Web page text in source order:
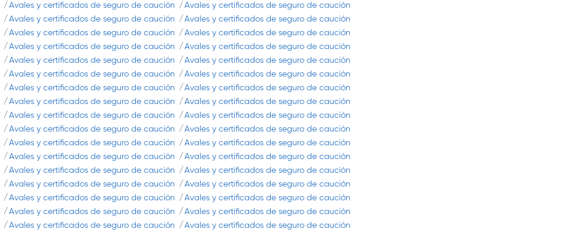
Avales y certificados de seguro de caución
Avales y certificados de seguro de caución
Avales y certificados de seguro de caución
Avales y certificados de seguro de caución
Avales y certificados de seguro de caución
Avales y certificados de seguro de caución
Avales y certificados de seguro de caución
Avales y certificados de seguro de caución
Avales y certificados de seguro de caución
Avales y certificados de seguro de caución
Avales y certificados de seguro de caución
Avales y certificados de seguro de caución
Avales y certificados de seguro de caución
Avales y certificados de seguro de caución
Avales y certificados de seguro de caución
Avales y certificados de seguro de caución
Avales y certificados de seguro de caución
Avales y certificados de seguro de caución
Avales y certificados de seguro de caución
Avales y certificados de seguro de caución
Avales y certificados de seguro de caución
Avales y certificados de seguro de caución
Avales y certificados de seguro de caución
Avales y certificados de seguro de caución
Avales y certificados de seguro de caución
Avales y certificados de seguro de caución
Avales y certificados de seguro de caución
Avales y certificados de seguro de caución
Avales y certificados de seguro de caución
Avales y certificados de seguro de caución
Avales y certificados de seguro de caución
Avales y certificados de seguro de caución
Avales y certificados de seguro de caución
Avales y certificados de seguro de caución